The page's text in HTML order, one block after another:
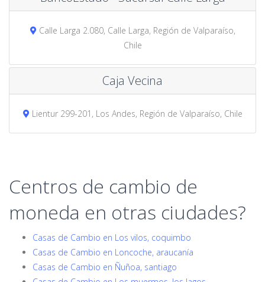
Calle Larga 2.080, Calle Larga, Región de Valparaíso,
Chile
Caja Vecina
Lientur 299-201, Los Andes, Región de Valparaíso, Chile
Centros de cambio de
moneda en otras ciudades?
Casas de Cambio en Los vilos, coquimbo
Casas de Cambio en Loncoche, araucanía
Casas de Cambio en Ñuñoa, santiago